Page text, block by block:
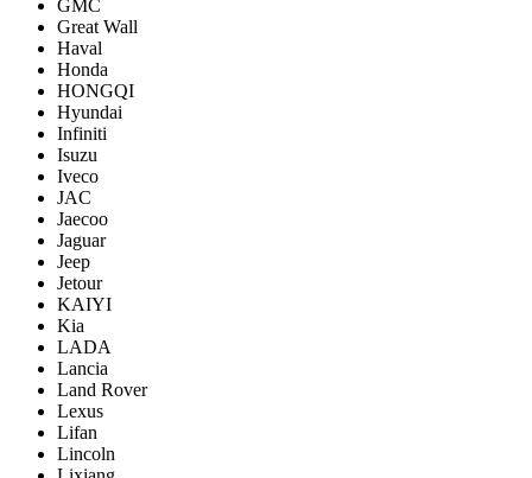
GMC
Great Wall
Haval
Honda
HONGQI
Hyundai
Infiniti
Isuzu
Iveco
JAC
Jaecoo
Jaguar
Jeep
Jetour
KAIYI
Kia
LADA
Lancia
Land Rover
Lexus
Lifan
Lincoln